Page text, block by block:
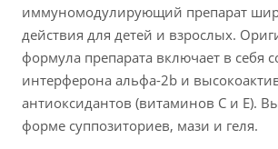
иммуномодулирующий препарат
действия для детей и взрослых.
формула препарата включает в себя
интерферона альфа-2b и
антиоксидантов (витаминов С и Е).
форме суппозиториев, мази и геля.